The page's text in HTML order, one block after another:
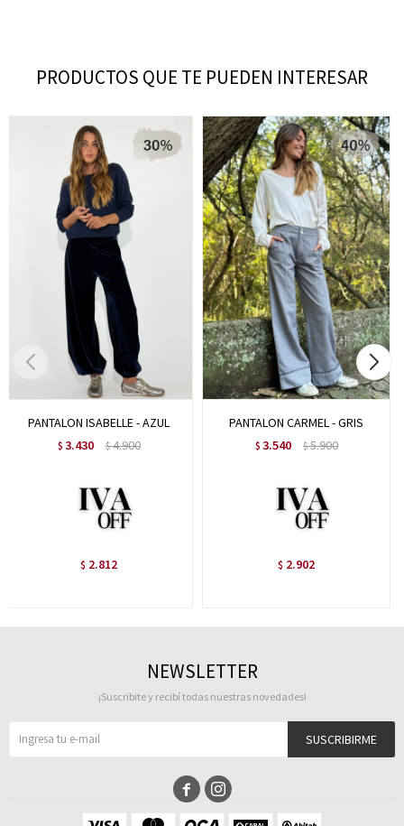
PRODUCTOS QUE TE PUEDEN INTERESAR
PANTALON ISABELLE - AZUL
$ 3.430 $4.900
$ 2.812
PANTALON CARMEL - GRIS
$ 3.540 $5.900
$ 2.902
NEWSLETTER
¡Suscribite y recibí todas nuestras novedades!
SUSCRIBIRME
 